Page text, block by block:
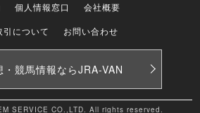
個人情報窓口
会社概要
引について
お問い合わせ
・競馬情報ならJRA-VAN
SERVICE CO.,LTD. All rights reserved.